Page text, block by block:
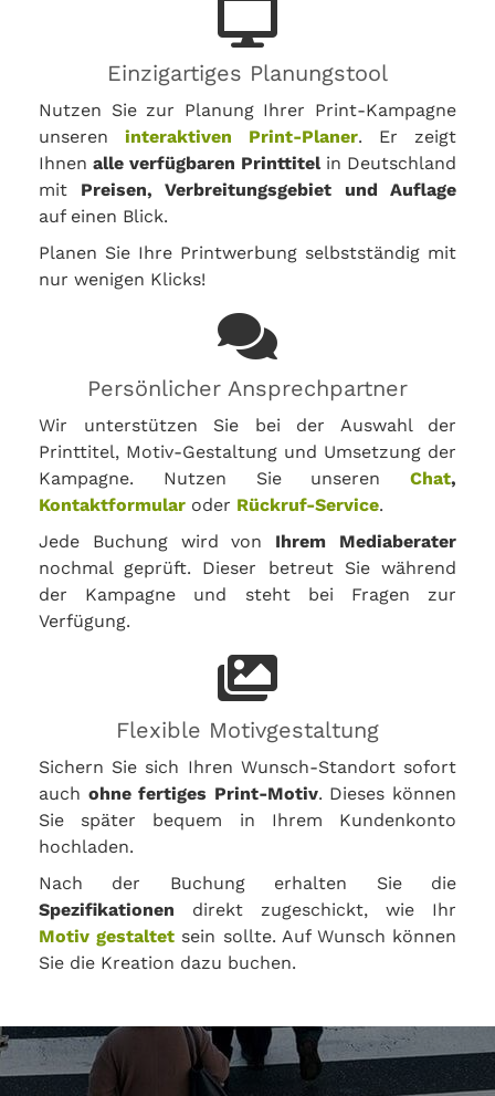
Einzigartiges Planungstool
Nutzen Sie zur Planung Ihrer Print-Kampagne
unseren interaktiven Print-Planer. Er zeigt
Ihnen alle verfügbaren Printtitelin Deutschland
mit Preisen, Verbreitungsgebiet und Auflage
auf einen Blick.
Planen Sie Ihre Printwerbung selbstständig mit
nur wenigen Klicks!
Persönlicher Ansprechpartner
Wir unterstützen Sie bei der Auswahl der
Printtitel, Motiv-Gestaltung und Umsetzung der
Kampagne. Nutzen Sie unseren Chat,
Kontaktformular oder Rückruf-Service.
Jede Buchung wird von Ihrem Mediaberater
nochmal geprüft. Dieser betreut Sie während
der Kampagne und steht bei Fragen zur
Verfügung.
Flexible Motivgestaltung
Sichern Sie sich Ihren Wunsch-Standort sofort
auch ohne fertiges Print-Motiv. Dieses können
Sie später bequem in Ihrem Kundenkonto
hochladen.
Nach der Buchung erhalten Sie die
Spezifikationen direkt zugeschickt, wie Ihr
Motiv gestaltet sein sollte. Auf Wunsch können
Sie die Kreation dazu buchen.